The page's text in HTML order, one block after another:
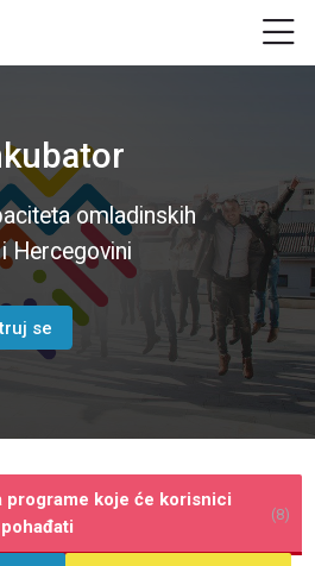
omladinskih
Hercegovini
se
programe koje će korisnici
pohađati
(8)